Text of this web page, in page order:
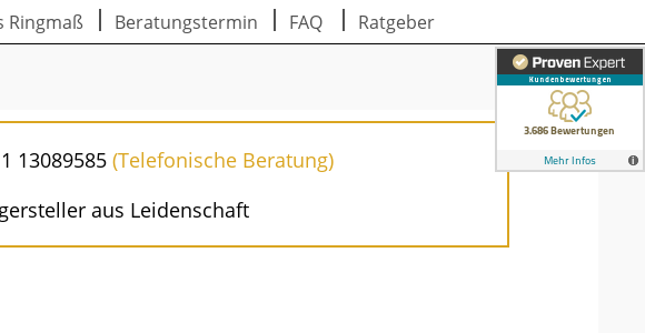
Ringmaß Beratungstermin FAQ Ratgeber
13089585(Telefonische Beratung)
aus Leidenschaft